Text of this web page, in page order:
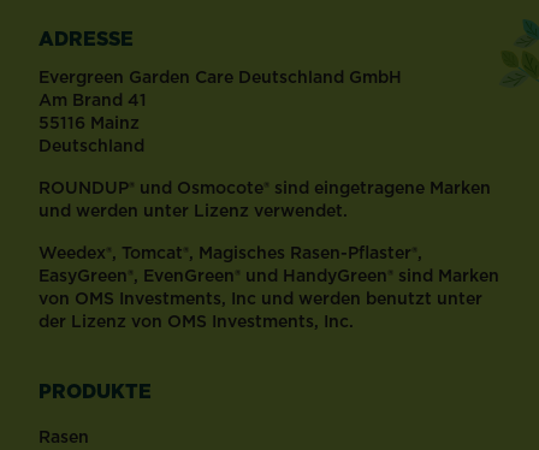
ADRESSE
Evergreen Garden Care Deutschland GmbH
Am Brand 41
55116 Mainz
Deutschland
ROUNDUP® und Osmocote® sind eingetragene Marken
und werden unter Lizenz verwendet.
Weedex®, Tomcat®, Magisches Rasen-Pflaster®,
EasyGreen®, EvenGreen® und HandyGreen® sind Marken
von OMS Investments, Inc und werden benutzt unter
der Lizenz von OMS Investments, Inc.
PRODUKTE
Rasen